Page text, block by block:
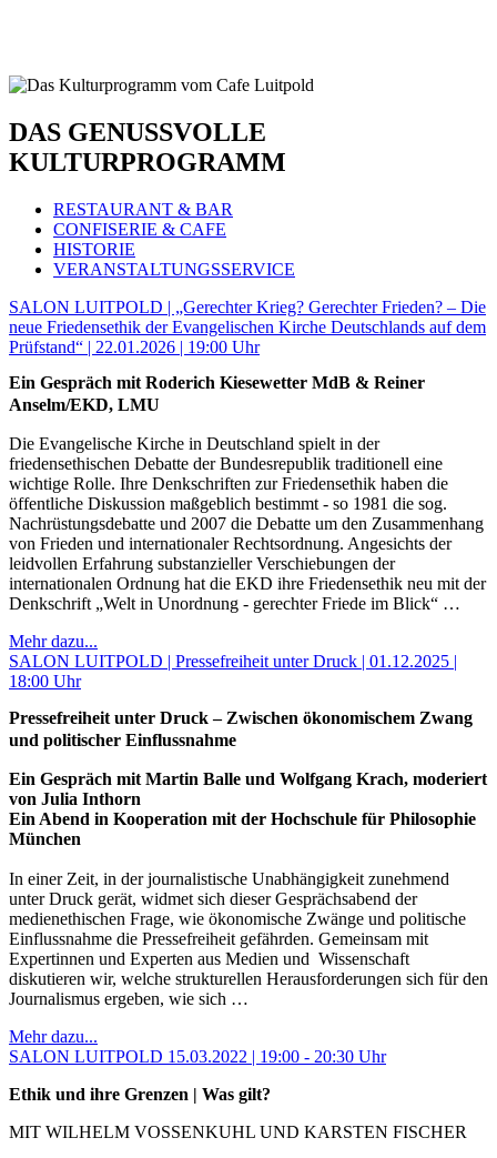
ONLINE-SHOP
KULTUR & VERANSTALTUNGEN
AKTUELLES
TISCHRESERVIERUNG & KARTE
KARRIERE
ONLINE-SHOP
KULTUR & VERANSTALTUNGEN
AKTUELLES
RESTAURANT & BAR
CONFISERIE & CAFE
HISTORIE
VERANSTALTUNGSSERVICE
KARRIERE
DAS GENUSSVOLLE
KULTURPROGRAMM
RESTAURANT & BAR
CONFISERIE & CAFE
HISTORIE
VERANSTALTUNGSSERVICE
SALON LUITPOLD | „Gerechter Krieg? Gerechter Frieden? – Die
neue Friedensethik der Evangelischen Kirche Deutschlands auf dem
Prüfstand“ | 22.01.2026 | 19:00 Uhr
Ein Gespräch mit Roderich Kiesewetter MdB & Reiner
Anselm/EKD, LMU
Die Evangelische Kirche in Deutschland spielt in der
friedensethischen Debatte der Bundesrepublik traditionell eine
wichtige Rolle. Ihre Denkschriften zur Friedensethik haben die
öffentliche Diskussion maßgeblich bestimmt - so 1981 die sog.
Nachrüstungsdebatte und 2007 die Debatte um den Zusammenhang
von Frieden und internationaler Rechtsordnung. Angesichts der
leidvollen Erfahrung substanzieller Verschiebungen der
internationalen Ordnung hat die EKD ihre Friedensethik neu mit der
Denkschrift „Welt in Unordnung - gerechter Friede im Blick“ …
Mehr dazu...
SALON LUITPOLD | Pressefreiheit unter Druck | 01.12.2025 |
18:00 Uhr
Pressefreiheit unter Druck – Zwischen ökonomischem Zwang
und politischer Einflussnahme
Ein Gespräch mit Martin Balle und Wolfgang Krach, moderiert
von Julia Inthorn
Ein Abend in Kooperation mit der Hochschule für Philosophie
München
In einer Zeit, in der journalistische Unabhängigkeit zunehmend
unter Druck gerät, widmet sich dieser Gesprächsabend der
medienethischen Frage, wie ökonomische Zwänge und politische
Einflussnahme die Pressefreiheit gefährden. Gemeinsam mit
Expertinnen und Experten aus Medien und Wissenschaft
diskutieren wir, welche strukturellen Herausforderungen sich für den
Journalismus ergeben, wie sich …
Mehr dazu...
SALON LUITPOLD 15.03.2022 | 19:00 - 20:30 Uhr
Ethik und ihre Grenzen | Was gilt?
MIT WILHELM VOSSENKUHL UND KARSTEN FISCHER